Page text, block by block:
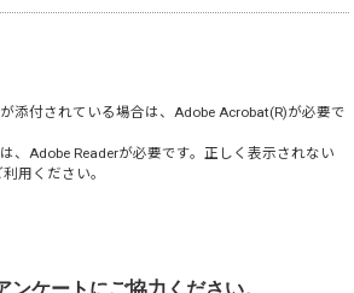
添付されている場合は、Adobe Acrobat(R)が必要で
、Adobe Readerが必要です。正しく表示されない
用ください。